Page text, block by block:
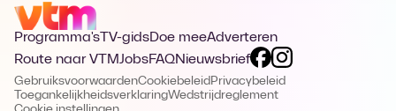
Programma's TV-gidsDoe meeAdverteren
Route naar VTMJobsFAQNieuwsbrief
GebruiksvoorwaardenCookiebeleid Privacybeleid
ToegankelijkheidsverklaringWedstrijdreglement